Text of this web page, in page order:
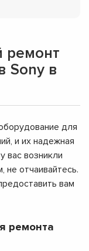
ремонт
Sony в
для
и их надежная
вас возникли
отчаивайтесь.
вам
ремонта